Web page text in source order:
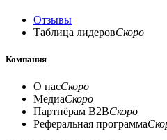
Отзывы
Таблица лидеровСкоро
Компания
О насСкоро
МедиаСкоро
Партнёрам B2BСкоро
Реферальная программа